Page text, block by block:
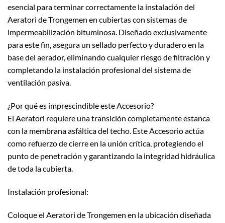
esencial para terminar correctamente la instalación del
Aeratori de Trongemen en cubiertas con sistemas de
impermeabilización bituminosa. Diseñado exclusivamente
para este fin, asegura un sellado perfecto y duradero en la
base del aerador, eliminando cualquier riesgo de filtración y
completando la instalación profesional del sistema de
ventilación pasiva.
¿Por qué es imprescindible este Accesorio?
El Aeratori requiere una transición completamente estanca
con la membrana asfáltica del techo. Este Accesorio actúa
como refuerzo de cierre en la unión crítica, protegiendo el
punto de penetración y garantizando la integridad hidráulica
de toda la cubierta.
Instalación profesional:
Coloque el Aeratori de Trongemen en la ubicación diseñada